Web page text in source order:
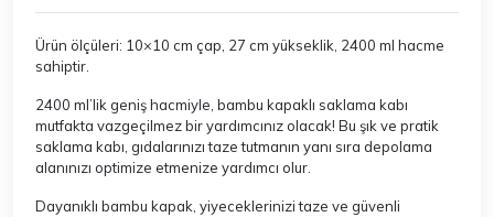
Ürün ölçüleri: 10×10 cm çap, 27 cm yükseklik, 2400 ml hacme
sahiptir.
2400 ml’lik geniş hacmiyle, bambu kapaklı saklama kabı
mutfakta vazgeçilmez bir yardımcınız olacak! Bu şık ve pratik
saklama kabı, gıdalarınızı taze tutmanın yanı sıra depolama
alanınızı optimize etmenize yardımcı olur.
Dayanıklı bambu kapak, yiyeceklerinizi taze ve güvenli